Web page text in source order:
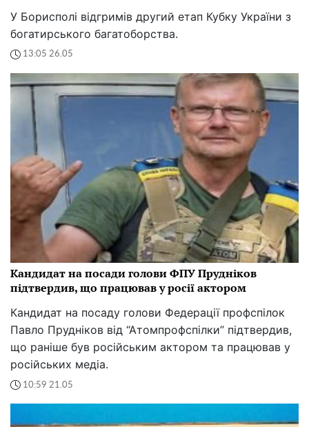
У Борисполі відгримів другий етап Кубку України з
богатирського багатоборства.
13:05 26.05
Кандидат на посади голови ФПУ Прудніков
підтвердив, що працював у росії актором
Кандидат на посаду голови Федерації профспілок
Павло Прудніков від “Атомпрофспілки” підтвердив,
що раніше був російським актором та працював у
російських медіа.
10:59 21.05